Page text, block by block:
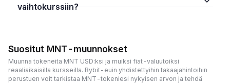
vaihtokurssiin?
Suositut MNT-muunnokset
Muunna tokeneita MNT USD:ksi ja muiksi fiat-valuutoiksi
reaaliaikaisilla kursseilla. Bybit-euin yhdistettyihin takaajahintoihin
perustuen voit tarkistaa MNT-tokeniesi nykyisen arvon ja tehdä